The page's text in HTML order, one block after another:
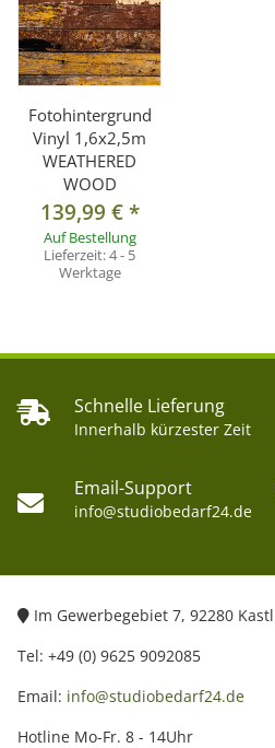
Fotohintergrund
Vinyl 1,6x2,5m
WEATHERED
WOOD
139,99 €*
Auf Bestellung
Lieferzeit:4 - 5
Werktage
Schnelle Lieferung
Innerhalb kürzester Zeit
Email-Support
info@studiobedarf24.de
Im Gewerbegebiet 7, 92280
Tel: +49 (0) 9625 9092085
Email: info@studiobedarf24.de
Hotline Mo-Fr. 8 - 14Uhr